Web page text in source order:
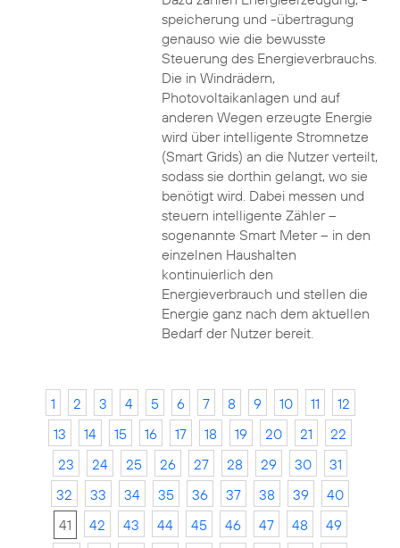
speicherung und -übertragung
genauso wie die bewusste
Steuerung des Energieverbrauchs.
Die in Windrädern,
Photovoltaikanlagen und auf
anderen Wegen erzeugte Energie
wird über intelligente Stromnetze
(Smart Grids) an die Nutzer verteilt,
sodass sie dorthin gelangt, wo sie
benötigt wird. Dabei messen und
steuern intelligente Zähler –
sogenannte Smart Meter – in den
einzelnen Haushalten
kontinuierlich den
Energieverbrauch und stellen die
Energie ganz nach dem aktuellen
Bedarf der Nutzer bereit.
1 2 3 4 5 6 7 8 9 10 11
12
13
14 15 16 17 18 19 20 21
22
23
24 25 26 27 28 29 30
31
32
33 34 35 36 37 38 39
40
41
42 43 44 45 46 47 48
49